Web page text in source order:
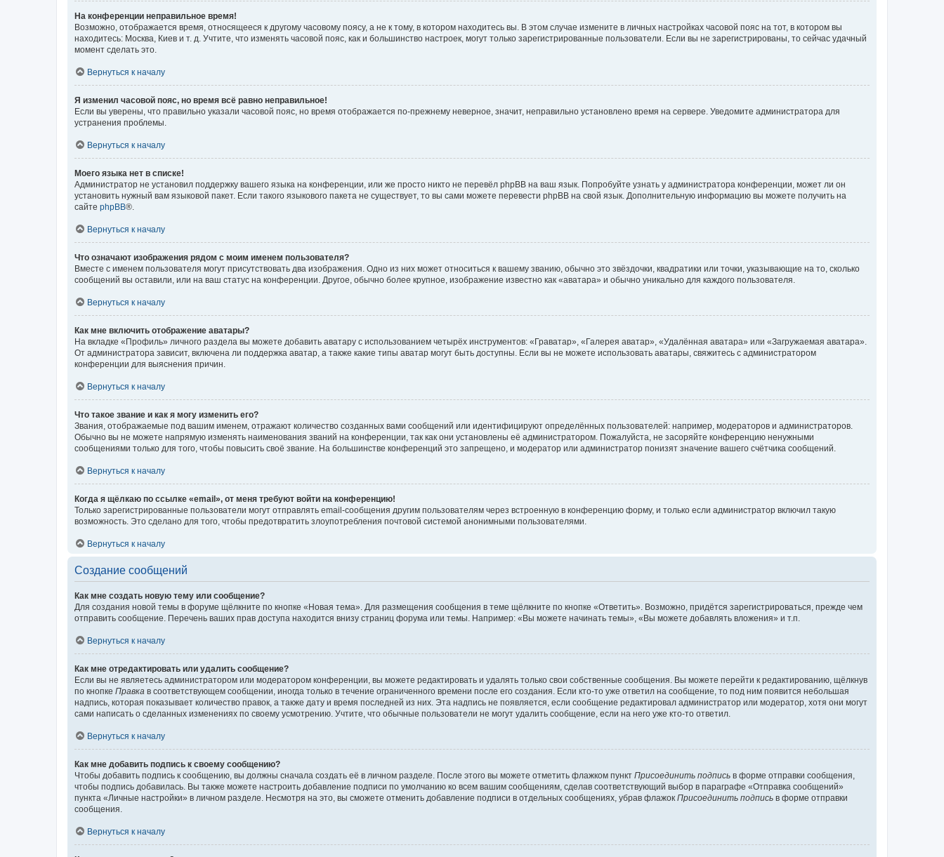
На конференции неправильное время!
Возможно, отображается время, относящееся к другому часовому поясу, а не к тому, в котором находитесь вы. В этом случае измените в личных настройках часовой пояс на тот, в котором вы
находитесь: Москва, Киев и т. д. Учтите, что изменять часовой пояс, как и большинство настроек, могут только зарегистрированные пользователи. Если вы не зарегистрированы, то сейчас удачный
момент сделать это.
Вернуться к началу
Я изменил часовой пояс, но время всё равно неправильное!
Если вы уверены, что правильно указали часовой пояс, но время отображается по-прежнему неверное, значит, неправильно установлено время на сервере. Уведомите администратора для
устранения проблемы.
Вернуться к началу
Моего языка нет в списке!
Администратор не установил поддержку вашего языка на конференции, или же просто никто не перевёл phpBB на ваш язык. Попробуйте узнать у администратора конференции, может ли он
установить нужный вам языковой пакет. Если такого языкового пакета не существует, то вы сами можете перевести phpBB на свой язык. Дополнительную информацию вы можете получить на
сайте phpBB®.
Вернуться к началу
Что означают изображения рядом с моим именем пользователя?
Вместе с именем пользователя могут присутствовать два изображения. Одно из них может относиться к вашему званию, обычно это звёздочки, квадратики или точки, указывающие на то, сколько
сообщений вы оставили, или на ваш статус на конференции. Другое, обычно более крупное, изображение известно как «аватара» и обычно уникально для каждого пользователя.
Вернуться к началу
Как мне включить отображение аватары?
На вкладке «Профиль» личного раздела вы можете добавить аватару с использованием четырёх инструментов: «Граватар», «Галерея аватар», «Удалённая аватара» или «Загружаемая аватара».
От администратора зависит, включена ли поддержка аватар, а также какие типы аватар могут быть доступны. Если вы не можете использовать аватары, свяжитесь с администратором
конференции для выяснения причин.
Вернуться к началу
Что такое звание и как я могу изменить его?
Звания, отображаемые под вашим именем, отражают количество созданных вами сообщений или идентифицируют определённых пользователей: например, модераторов и администраторов.
Обычно вы не можете напрямую изменять наименования званий на конференции, так как они установлены её администратором. Пожалуйста, не засоряйте конференцию ненужными
сообщениями только для того, чтобы повысить своё звание. На большинстве конференций это запрещено, и модератор или администратор понизят значение вашего счётчика сообщений.
Вернуться к началу
Когда я щёлкаю по ссылке «email», от меня требуют войти на конференцию!
Только зарегистрированные пользователи могут отправлять email-сообщения другим пользователям через встроенную в конференцию форму, и только если администратор включил такую
возможность. Это сделано для того, чтобы предотвратить злоупотребления почтовой системой анонимными пользователями.
Вернуться к началу
Создание сообщений
Как мне создать новую тему или сообщение?
Для создания новой темы в форуме щёлкните по кнопке «Новая тема». Для размещения сообщения в теме щёлкните по кнопке «Ответить». Возможно, придётся зарегистрироваться, прежде чем
отправить сообщение. Перечень ваших прав доступа находится внизу страниц форума или темы. Например: «Вы можете начинать темы», «Вы можете добавлять вложения» и т.п.
Вернуться к началу
Как мне отредактировать или удалить сообщение?
Если вы не являетесь администратором или модератором конференции, вы можете редактировать и удалять только свои собственные сообщения. Вы можете перейти к редактированию, щёлкнув
по кнопке Правка в соответствующем сообщении, иногда только в течение ограниченного времени после его создания. Если кто-то уже ответил на сообщение, то под ним появится небольшая
надпись, которая показывает количество правок, а также дату и время последней из них. Эта надпись не появляется, если сообщение редактировал администратор или модератор, хотя они могут
сами написать о сделанных изменениях по своему усмотрению. Учтите, что обычные пользователи не могут удалить сообщение, если на него уже кто-то ответил.
Вернуться к началу
Как мне добавить подпись к своему сообщению?
Чтобы добавить подпись к сообщению, вы должны сначала создать её в личном разделе. После этого вы можете отметить флажком пункт Присоединить подпись в форме отправки сообщения,
чтобы подпись добавилась. Вы также можете настроить добавление подписи по умолчанию ко всем вашим сообщениям, сделав соответствующий выбор в параграфе «Отправка сообщений»
пункта «Личные настройки» в личном разделе. Несмотря на это, вы сможете отменить добавление подписи в отдельных сообщениях, убрав флажок Присоединить подпись в форме отправки
сообщения.
Вернуться к началу